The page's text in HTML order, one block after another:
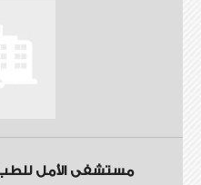
مستشفى الأمل للطب